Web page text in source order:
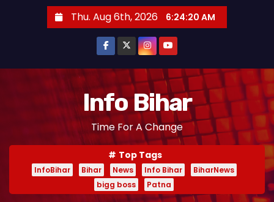
Thu. Aug 6th, 2026 6:24:21 AM
Info Bihar
Time For A Change
Top Tags
InfoBihar Bihar News Info Bihar
BiharNews
bigg boss
Patna